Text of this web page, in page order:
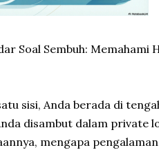
Soal Sembuh: Memahami
sisi, Anda berada di
disambut dalam private
mengapa